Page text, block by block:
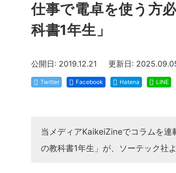
仕事で電卓を使う方
科書1年生」
公開日: 2019.12.21 更新日:
Twitter Facebook Hatena LINE
当メディアKaikeiZineでコラムを連
の教科書1年生」が、ソーテック社